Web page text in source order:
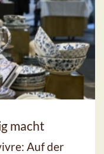
macht
Auf der